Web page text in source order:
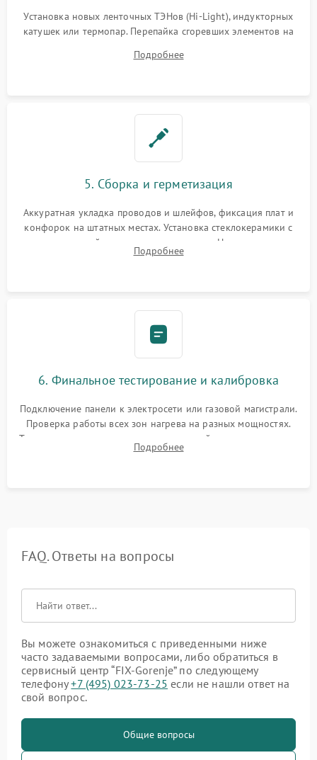
Установка новых ленточных ТЭНов (Hi-Light), индукторных
катушек или термопар. Перепайка сгоревших элементов на
дорожек. Очистка контактов и замена поврежденной
Подробнее
5. Сборка и герметизация
Аккуратная укладка проводов и шлейфов, фиксация плат и
конфорок на штатных местах. Установка стеклокерамики с
проверкой равномерности зазоров. Нанесение
термостойкого герметика или укладка уплотнительной
Подробнее
6. Финальное тестирование и калибровка
Подключение панели к электросети или газовой магистрали.
Проверка работы всех зон нагрева на разных мощностях.
Тестирование сенсорного управления, таймера, индикаторов
остаточного тепла и систем защиты от перегрева.
Подробнее
FAQ. Ответы на вопросы
Вы можете ознакомиться с приведенными ниже
часто задаваемыми вопросами, либо обратиться в
сервисный центр “FIX-Gorenje” по следующему
телефону+7 (495) 023-73-25 если не нашли ответ на
свой вопрос.
Общие вопросы